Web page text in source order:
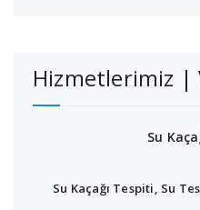
Hizmetlerimiz |
Su
Su Kaçağı Tespiti, Su